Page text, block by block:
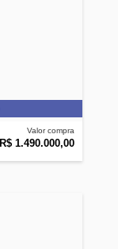
Valor compra
R$ 1.490.000,00